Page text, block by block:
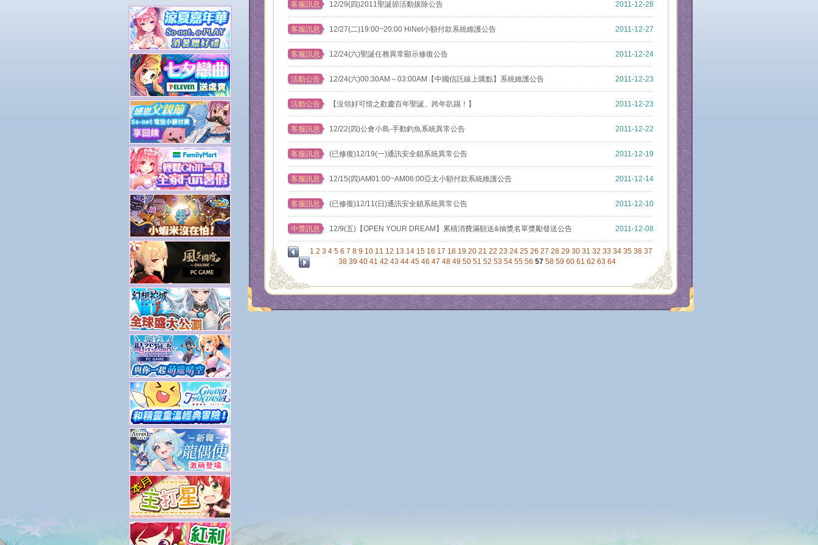
客服訊息 12/29(四)2011聖誕節活動拔除公告 2011-12-28
客服訊息 12/27(二)19:00~20:00 HiNet小額付款系統維護公告 2011-12-27
客服訊息 12/24(六)聖誕任務異常顯示修復公告 2011-12-24
活動公告 12/24(六)00:30AM～03:00AM【中國信託線上購點】系統維護公告 2011-12-23
活動公告 【沒領好可惜之歡慶百年聖誕、跨年趴踢！】 2011-12-23
客服訊息 12/22(四)公會小島-手動釣魚系統異常公告 2011-12-22
客服訊息 (已修復)12/19(一)通訊安全鎖系統異常公告 2011-12-19
客服訊息 12/15(四​)AM01:00~A​M06:00亞太小額付款系統維護公告 2011-12-14
客服訊息 (已修復)12/11(日)通訊安全鎖系統異常公告 2011-12-10
中獎訊息 12/9(五)【OPEN YOUR DREAM】累積消費滿額送&抽獎名單獎勵發送公告 2011-12-08
1 2 3 4 5 6 7 8 9 10 11 12 13 14 15 16 17 18 19 20 21 22 23 24 25 26 27 28 29 30 31 32 33 34 35 36 37
38 39 40 41 42 43 44 45 46 47 48 49 50 51 52 53 54 55 56 57 58 59 60 61 62 63 64